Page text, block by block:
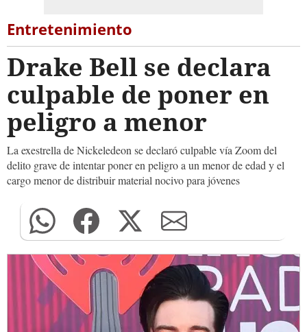
Entretenimiento
Drake Bell se declara
culpable de poner en
peligro a menor
La exestrella de Nickeledeon se declaró culpable vía Zoom del
delito grave de intentar poner en peligro a un menor de edad y el
cargo menor de distribuir material nocivo para jóvenes